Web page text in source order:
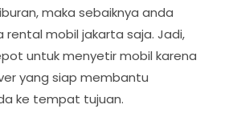
maka sebaiknya anda
rental mobil jakarta saja. Jadi,
untuk menyetir mobil karena
yang siap membantu
ke tempat tujuan.